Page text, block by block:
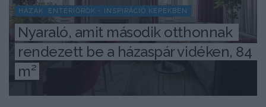
HÁZAK, ENTERIŐRÖK - INSPIRÁCIÓ KÉPEKBEN
Nyaraló, amit második otthonnak
rendezett be a házaspár vidéken, 84
m²